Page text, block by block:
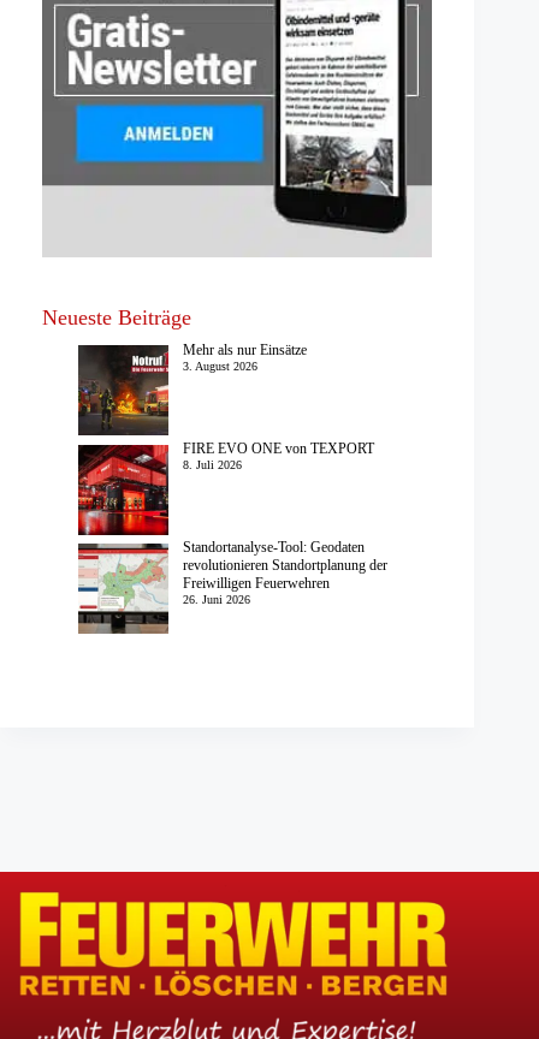
Neueste Beiträge
Mehr als nur Einsätze
3. August 2026
FIRE EVO ONE von TEXPORT
8. Juli 2026
Standortanalyse-Tool: Geodaten
revolutionieren Standortplanung der
Freiwilligen Feuerwehren
26. Juni 2026